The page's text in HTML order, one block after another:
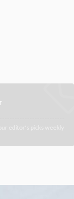
editor's picks weekly